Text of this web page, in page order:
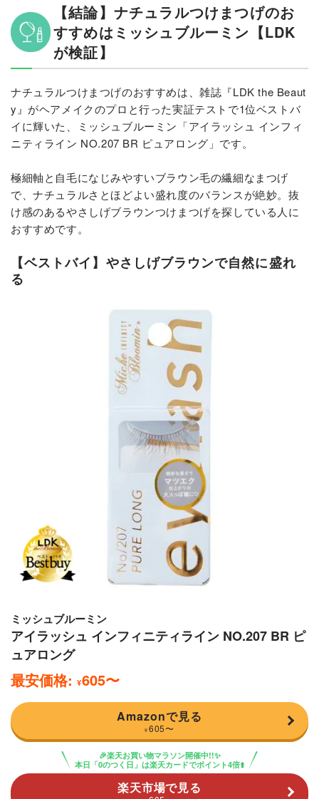
【結論】ナチュラルつけまつげのお
すすめはミッシュブルーミン【LDK
が検証】
ナチュラルつけまつげのおすすめは、雑誌『LDK the Beaut
y』がヘアメイクのプロと行った実証テストで1位ベストバ
イに輝いた、ミッシュブルーミン「アイラッシュ インフィ
ニティライン NO.207 BR ピュアロング 」です。
極細軸と自毛になじみやすいブラウン毛の繊細なまつげ
で、ナチュラルさとほどよい盛れ度のバランスが絶妙。抜
け感のあるやさしげブラウンつけまつげを探している人に
おすすめです。
【ベストバイ】やさしげブラウンで自然に盛れ
る
ミッシュブルーミン
アイラッシュ インフィニティライン NO.207 BR ピ
ュアロング
最安価格: ¥605〜
Amazonで見る
¥ 605〜
🎉楽天お買い物マラソン開催中!!✨
本日「0のつく日」は楽天カードでポイント4倍⬆️
楽天市場で見る